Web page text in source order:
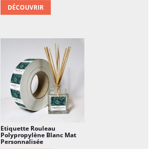
DÉCOUVRIR
Etiquette Rouleau
Polypropylène Blanc Mat
Personnalisée